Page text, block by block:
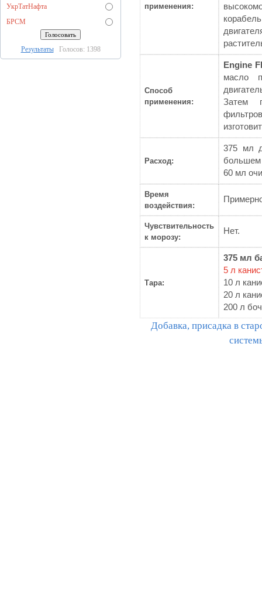
УкрТатНафта
БРСМ
РезультатыГолосов: 1398
применения:
Способ
применения:
Engine
масло
Затем
Расход:
375 мл
большем
60 мл
Время
воздействия:
Чувствительность
к морозу:
Нет.
Тара:
375 мл
5 л
10 л
20 л
200 л
Добавка, присадка в